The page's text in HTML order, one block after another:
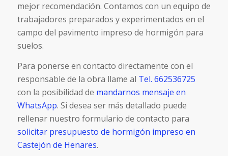
mejor recomendación. Contamos con un equipo de
trabajadores preparados y experimentados en el
campo del pavimento impreso de hormigón para
suelos.
Para ponerse en contacto directamente con el
responsable de la obra llame al Tel. 662536725
con la posibilidad de mandarnos mensaje en
WhatsApp. Si desea ser más detallado puede
rellenar nuestro formulario de contacto para
solicitar presupuesto de hormigón impreso en
Castejón de Henares.